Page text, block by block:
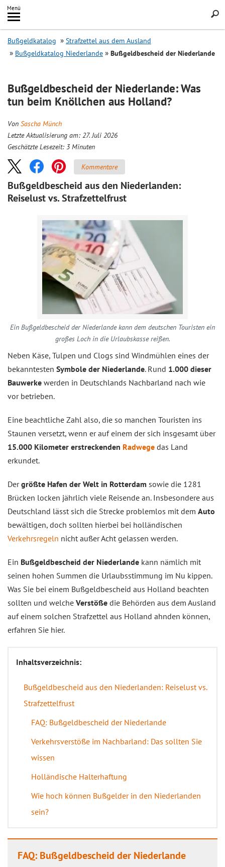
Inhalt
springen
Menü
Search
Bußgeldkatalog
Strafzettel aus dem Ausland
Bußgeldkatalog Niederlande
Bußgeldbescheid der Niederlande
Bußgeldbescheid der Niederlande: Was
tun beim Knöllchen aus Holland?
Von Sascha Münch
Letzte Aktualisierung am: 27. Juli 2026
Geschätzte Lesezeit: 3 Minuten
Kommentare
Bußgeldbescheid aus den Niederlanden:
Reiselust vs. Strafzettelfrust
Ein Bußgeldbescheid der Niederlande kann dem deutschen Touristen ein
großes Loch in die Urlaubskasse reißen.
Neben Käse, Tulpen und Clogs sind Windmühlen eines der
bekanntesten Symbole der Niederlande. Rund 1.000 dieser
Bauwerke werden in Deutschlands Nachbarland nach wie
vor betrieben.
Eine beachtliche Zahl also, die so manchen Touristen ins
Staunen versetzt, wenn er auf einem der sich insgesamt über
15.000 Kilometer erstreckenden Radwege das Land
erkundet.
Dergrößte Hafen der Welt in Rotterdam sowie die 1281
Brücken locken jährlich viele Reisende an. Insbesondere aus
Deutschland lässt sich die Strecke problemlos mit dem Auto
bewältigen, doch sollten hierbei bei holländischen
Verkehrsregeln nicht außer Acht gelassen werden.
Ein Bußgeldbescheid der Niederlande kann nämlich mit
seinen hohen Summen die Urlaubsstimmung im Nu kippen.
Was Sie bei einem Bußgeldbescheid aus Holland beachten
sollten und welche Verstöße die Behörden aus dem Ausland
auf einem solchen Strafzettel aus Holland ahnden können,
erfahren Sie hier.
Inhaltsverzeichnis:
Bußgeldbescheid aus den Niederlanden: Reiselust vs.
Strafzettelfrust
FAQ: Bußgeldbescheid der Niederlande
Verkehrsverstöße im Nachbarland: Das sollten Sie
wissen
Holländische Halterhaftung
Wie hoch können Bußgelder in den Niederlanden
sein?
FAQ: Bußgeldbescheid der Niederlande